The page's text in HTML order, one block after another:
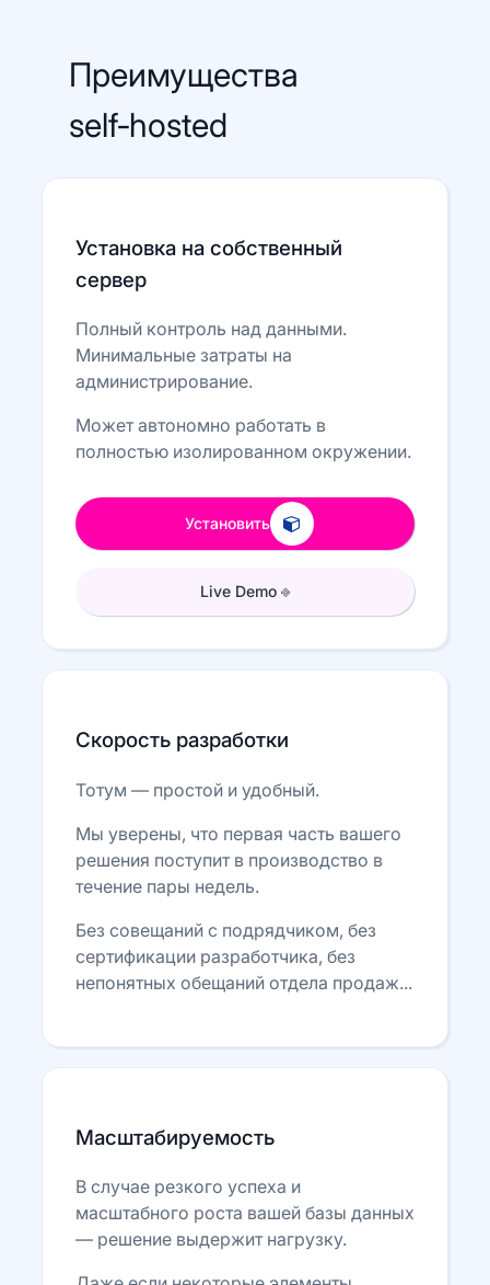
Преимущества
self‑hosted
Установка на собственный
сервер
Полный контроль над данными.
Минимальные затраты на
администрирование.
Может автономно работать в
полностью изолированном окружении.
Установить
Live Demo ⎆
Скорость разработки
Тотум — простой и удобный.
Мы уверены, что первая часть вашего
решения поступит в производство в
течение пары недель.
Без совещаний с подрядчиком, без
сертификации разработчика, без
непонятных обещаний отдела продаж...
Масштабируемость
В случае резкого успеха и
масштабного роста вашей базы данных
— решение выдержит нагрузку.